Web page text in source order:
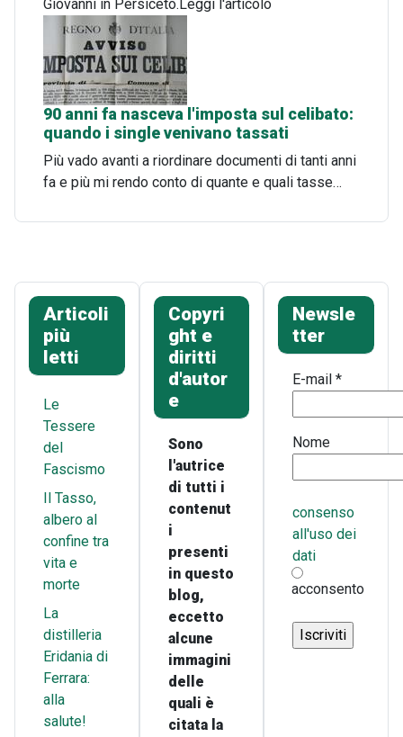
Giovanni in Persiceto.Leggi l'articolo
90 anni fa nasceva l'imposta sul celibato:
quando i single venivano tassati
Più vado avanti a riordinare documenti di tanti anni
fa e più mi rendo conto di quante e quali tasse…
Articoli
più
letti
Le
Tessere
del
Fascismo
Il Tasso,
albero al
confine tra
vita e
morte
La
distilleria
Eridania di
Ferrara:
alla
salute!
Copyri
ght e
diritti
d'autor
e
Sono
l'autrice
di tutti i
contenut
i
presenti
in questo
blog,
eccetto
alcune
immagini
delle
quali è
citata la
Newsle
tter
E-mail*
Nome
consenso
all'uso dei
dati
acconsento